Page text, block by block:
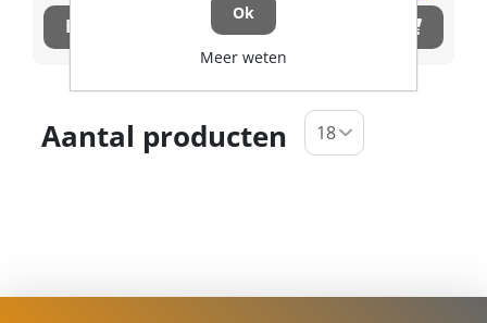
Bestel nu!
Aantal producten
Ok
Meer weten